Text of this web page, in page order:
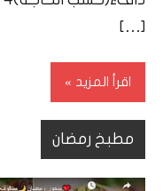
[…]
اقرأ المزيد
مطبخ رمضان